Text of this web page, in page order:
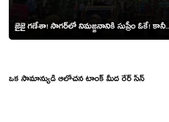
జైజై గ‌ణేశా! సాగ‌ర్‌లో నిమ‌జ్జ‌నానికి సుప్రీం ఓకే! కానీ..
ఒక సామాన్యుడి ఆలోచన టాంక్ మీద రేర్ సీన్